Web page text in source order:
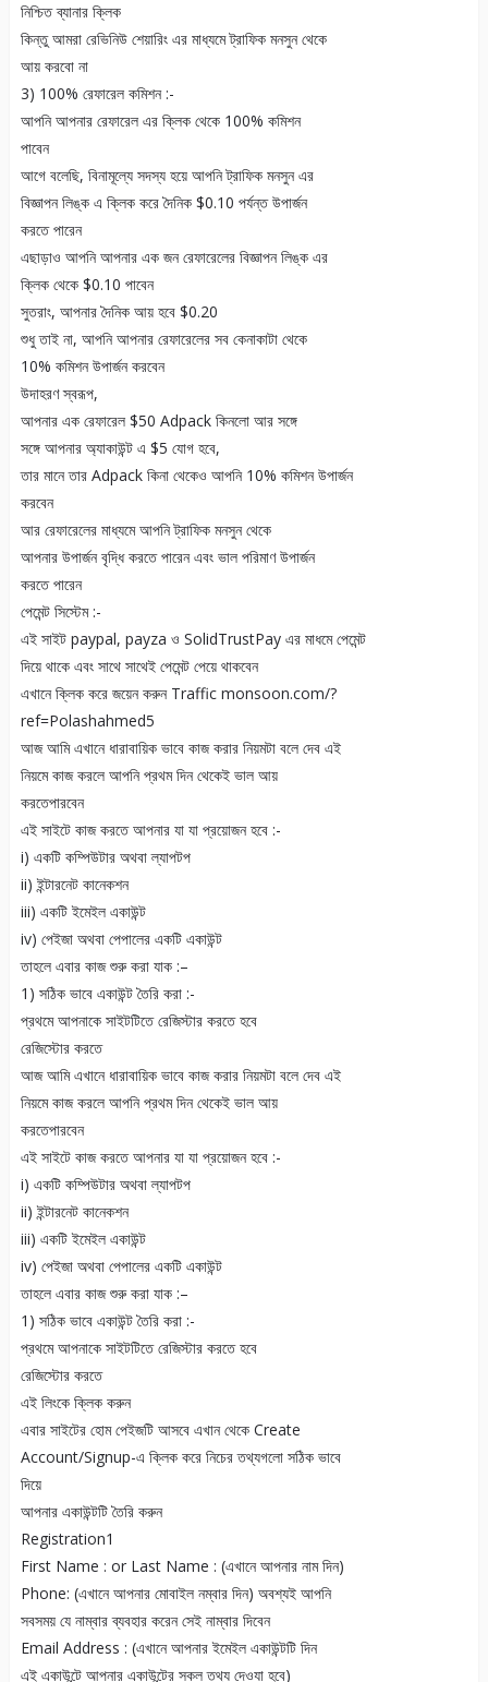
নিশ্চিত ব্যানার ক্লিক
কিন্তু আমরা রেভিনিউ শেয়ারিং এর মাধ্যমে ট্রাফিক মনসুন থেকে
আয় করবো না
3) 100% রেফারেল কমিশন :-
আপনি আপনার রেফারেল এর ক্লিক থেকে 100% কমিশন
পাবেন
আগে বলেছি, বিনামূল্যে সদস্য হয়ে আপনি ট্রাফিক মনসুন এর
বিজ্ঞাপন লিঙ্ক এ ক্লিক করে দৈনিক $0.10 পর্যন্ত উপার্জন
করতে পারেন
এছাড়াও আপনি আপনার এক জন রেফারেলের বিজ্ঞাপন লিঙ্ক এর
ক্লিক থেকে $0.10 পাবেন
সুতরাং, আপনার দৈনিক আয় হবে $0.20
শুধু তাই না, আপনি আপনার রেফারেলের সব কেনাকাটা থেকে
10% কমিশন উপার্জন করবেন
উদাহরণ স্বরূপ,
আপনার এক রেফারেল $50 Adpack কিনলো আর সঙ্গে
সঙ্গে আপনার অ্যাকাউন্ট এ $5 যোগ হবে,
তার মানে তার Adpack কিনা থেকেও আপনি 10% কমিশন উপার্জন
করবেন
আর রেফারেলের মাধ্যমে আপনি ট্রাফিক মনসুন থেকে
আপনার উপার্জন বৃদ্ধি করতে পারেন এবং ভাল পরিমাণ উপার্জন
করতে পারেন
পেমেন্ট সিস্টেম :-
এই সাইট paypal, payza ও SolidTrustPay এর মাধমে পেমেন্ট
দিয়ে থাকে এবং সাথে সাথেই পেমেন্ট পেয়ে থাকবেন
এখানে ক্লিক করে জয়েন করুন Traffic monsoon.com/?
ref=Polashahmed5
আজ আমি এখানে ধারাবায়িক ভাবে কাজ করার নিয়মটা বলে দেব এই
নিয়মে কাজ করলে আপনি প্রথম দিন থেকেই ভাল আয়
করতেপারবেন
এই সাইটে কাজ করতে আপনার যা যা প্রয়োজন হবে :-
i) একটি কম্পিউটার অথবা ল্যাপটপ
ii) ইন্টারনেট কানেকশন
iii) একটি ইমেইল একাউন্ট
iv) পেইজা অথবা পেপালের একটি একাউন্ট
তাহলে এবার কাজ শুরু করা যাক :–
1) সঠিক ভাবে একাউন্ট তৈরি করা :-
প্রথমে আপনাকে সাইটটিতে রেজিস্টার করতে হবে
রেজিস্টোর করতে
আজ আমি এখানে ধারাবায়িক ভাবে কাজ করার নিয়মটা বলে দেব এই
নিয়মে কাজ করলে আপনি প্রথম দিন থেকেই ভাল আয়
করতেপারবেন
এই সাইটে কাজ করতে আপনার যা যা প্রয়োজন হবে :-
i) একটি কম্পিউটার অথবা ল্যাপটপ
ii) ইন্টারনেট কানেকশন
iii) একটি ইমেইল একাউন্ট
iv) পেইজা অথবা পেপালের একটি একাউন্ট
তাহলে এবার কাজ শুরু করা যাক :–
1) সঠিক ভাবে একাউন্ট তৈরি করা :-
প্রথমে আপনাকে সাইটটিতে রেজিস্টার করতে হবে
রেজিস্টোর করতে
এই লিংকে ক্লিক করুন
এবার সাইটের হোম পেইজটি আসবে এখান থেকে Create
Account/Signup-এ ক্লিক করে নিচের তথ্যগলো সঠিক ভাবে
দিয়ে
আপনার একাউন্টটি তৈরি করুন
Registration1
First Name : or Last Name : (এখানে আপনার নাম দিন)
Phone: (এখানে আপনার মোবাইল নম্বার দিন) অবশ্যই আপনি
সবসময় যে নাম্বার ব্যবহার করেন সেই নাম্বার দিবেন
Email Address : (এখানে আপনার ইমেইল একাউন্টটি দিন
এই একাউন্টে আপনার একাউন্টের সকল তথ্য দেওযা হবে)